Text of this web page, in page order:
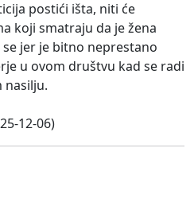
postići išta, niti će
koji smatraju da je žena
jer je bitno neprestano
u ovom društvu kad se radi
nasilju.
12-06)